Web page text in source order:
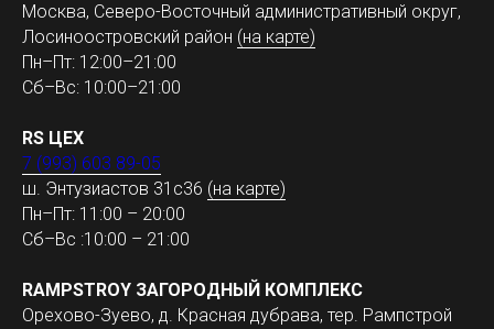
Москва, Северо-Восточный административный округ,
Лосиноостровский район (на карте)
Пн–Пт: 12:00–21:00
Сб–Вс: 10:00–21:00
RS ЦЕХ
7 (993) 603 89-05
ш. Энтузиастов 31с36 (на карте)
Пн–Пт: 11:00 – 20:00
Сб–Вс :10:00 – 21:00
RAMPSTROY ЗАГОРОДНЫЙ КОМПЛЕКС
Орехово-Зуево, д. Красная дубрава, тер. Рампстрой